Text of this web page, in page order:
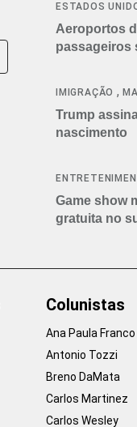
ESTADOS
Aeroportos
passageiros
IMIGRAÇÃO ,
Trump
nascimento
Game show
gratuita no
Colunistas
Ana Paula Franco
Antonio Tozzi
Breno DaMata
Carlos Martinez
Carlos Wesley